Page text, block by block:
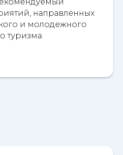
направленных
и молодежного
туризма